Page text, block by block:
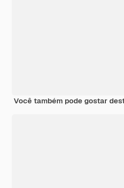
Você também pode gostar